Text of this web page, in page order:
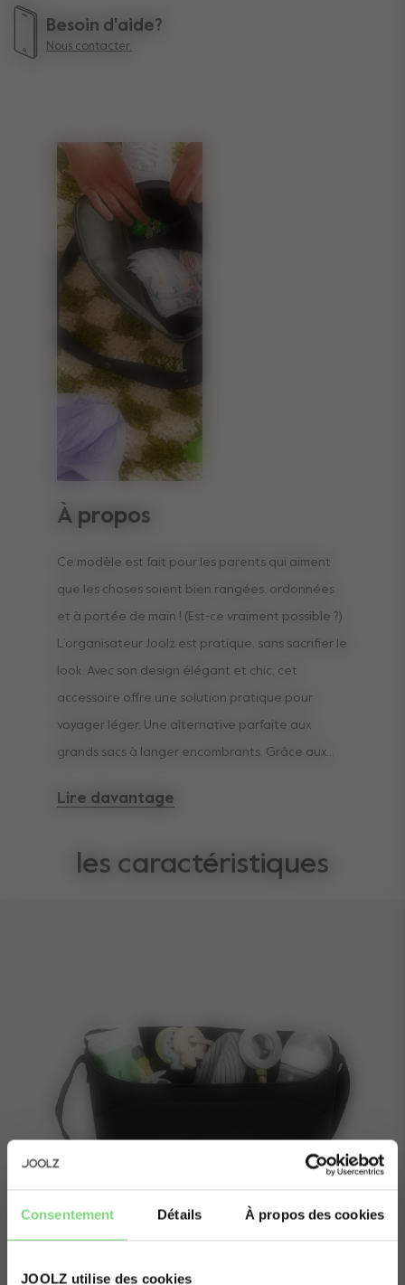
Consentement Détails À propos des cookies
JOOLZ utilise des cookies
Besoin d'aide?
Nous contacter.
À propos
Ce modèle est fait pour les parents qui aiment
que les choses soient bien rangées, ordonnées
et à portée de main ! (Est-ce vraiment possible ?)
L’organisateur Joolz est pratique, sans sacrifier le
look. Avec son design élégant et chic, cet
accessoire offre une solution pratique pour
voyager léger. Une alternative parfaite aux
grands sacs à langer encombrants. Grâce aux
biberons, couches, snacks et autres lingettes à
poche frontale permet de protéger vos effets
Lire davantage
les caractéristiques